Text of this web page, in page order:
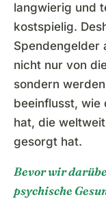
langwierig und
kostspielig.
Spendengelder
nicht nur von
sondern
beeinflusst, wie
hat, die
gesorgt hat.
Bevor wir
psychische